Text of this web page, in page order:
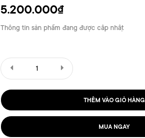
5.200.000₫
Thông tin sản phẩm đang được cập nhật
THÊM VÀO GIỎ HÀNG
MUA NGAY